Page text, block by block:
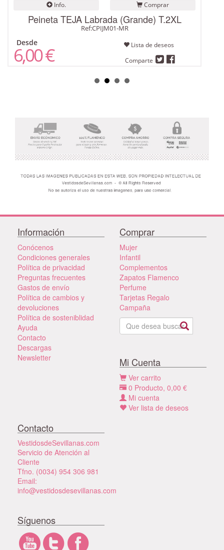
Info. Comprar
Peineta TEJA Labrada (Grande) T.2XL
Ref:CPIJM01-MR
Desde Lista de deseos
6,00 € Comparte
Información
Conócenos
Condiciones generales
Política de privacidad
Preguntas frecuentes
Gastos de envío
Política de cambios y
devoluciones
Política de sosteniblidad
Ayuda
Contacto
Descargas
Newsletter
Comprar
Mujer
Infantil
Complementos
Zapatos Flamenco
Perfume
Tarjetas Regalo
Campaña
Mi Cuenta
Ver carrito
0 Producto, 0,00 €
Mi cuenta
Ver lista de deseos
Contacto
VestidosdeSevillanas.com
Servicio de Atención al
Cliente
Tfno. (0034) 954 306 981
Email:
info@vestidosdesevillanas.com
Síguenos